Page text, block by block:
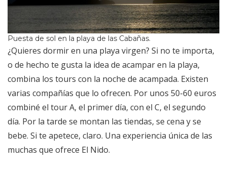
Puesta de sol en la playa de las Cabañas.
¿Quieres dormir en una playa virgen? Si no te importa,
o de hecho te gusta la idea de acampar en la playa,
combina los tours con la noche de acampada. Existen
varias compañías que lo ofrecen. Por unos 50-60 euros
combiné el tour A, el primer día, con el C, el segundo
día. Por la tarde se montan las tiendas, se cena y se
bebe. Si te apetece, claro. Una experiencia única de las
muchas que ofrece El Nido.